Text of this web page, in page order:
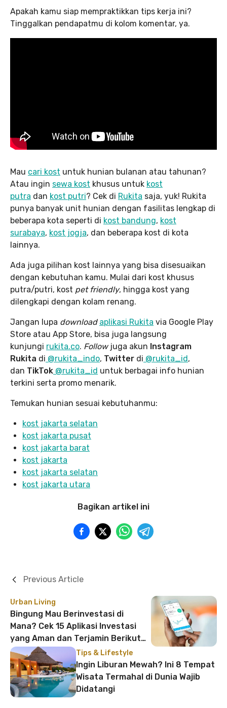
Apakah kamu siap mempraktikkan tips kerja ini?
Tinggalkan pendapatmu di kolom komentar, ya.
Mau cari kost untuk hunian bulanan atau tahunan?
Atau ingin sewa kost khusus untuk kost
putra dan kost putri? Cek di Rukita saja, yuk! Rukita
punya banyak unit hunian dengan fasilitas lengkap di
beberapa kota seperti di kost bandung, kost
surabaya, kost jogja, dan beberapa kost di kota
lainnya.
Ada juga pilihan kost lainnya yang bisa disesuaikan
dengan kebutuhan kamu. Mulai dari kost khusus
putra/putri, kost pet friendly, hingga kost yang
dilengkapi dengan kolam renang.
Jangan lupa download aplikasi Rukita via Google Play
Store atau App Store, bisa juga langsung
kunjungi rukita.co. Followjuga akun Instagram
Rukita di @rukita_indo, Twitter di @rukita_id,
dan TikTok @rukita_id untuk berbagai info hunian
terkini serta promo menarik.
Temukan hunian sesuai kebutuhanmu:
kost jakarta selatan
kost jakarta pusat
kost jakarta barat
kost jakarta
kost jakarta selatan
kost jakarta utara
Bagikan artikel ini
Urban Living
Bingung Mau Berinvestasi di
Mana? Cek 15 Aplikasi Investasi
yang Aman dan Terjamin Berikut
Ini!
Previous Article
Tips & Lifestyle
Ingin Liburan Mewah? Ini 8 Tempat
Wisata Termahal di Dunia Wajib
Didatangi